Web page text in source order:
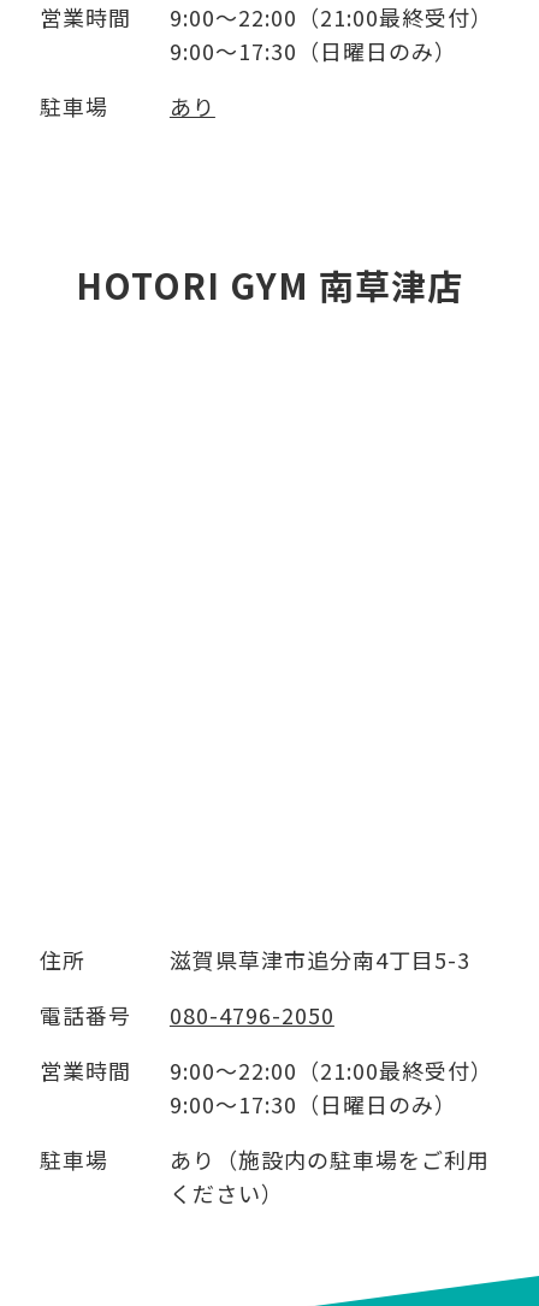
営業時間
9:00～22:00（21:00最終受付）
9:00～17:30（日曜日のみ）
駐車場
あり
HOTORI GYM 南草津店
住所
滋賀県草津市追分南4丁目5-3
電話番号
080-4796-2050
営業時間
9:00～22:00（21:00最終受付）
9:00～17:30（日曜日のみ）
駐車場
あり（施設内の駐車場をご利用
ください）